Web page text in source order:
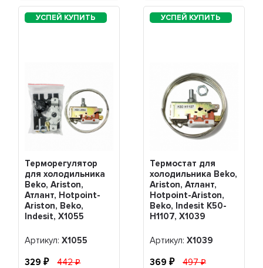
Терморегулятор
для холодильника
Beko, Ariston,
Атлант, Hotpoint-
Ariston, Beko,
Indesit, Х1055
Артикул:Х1055
329 442
Термостат для
холодильника Beko,
Ariston, Атлант,
Hotpoint-Ariston,
Beko, Indesit K50-
H1107, Х1039
Артикул: Х1039
369 497